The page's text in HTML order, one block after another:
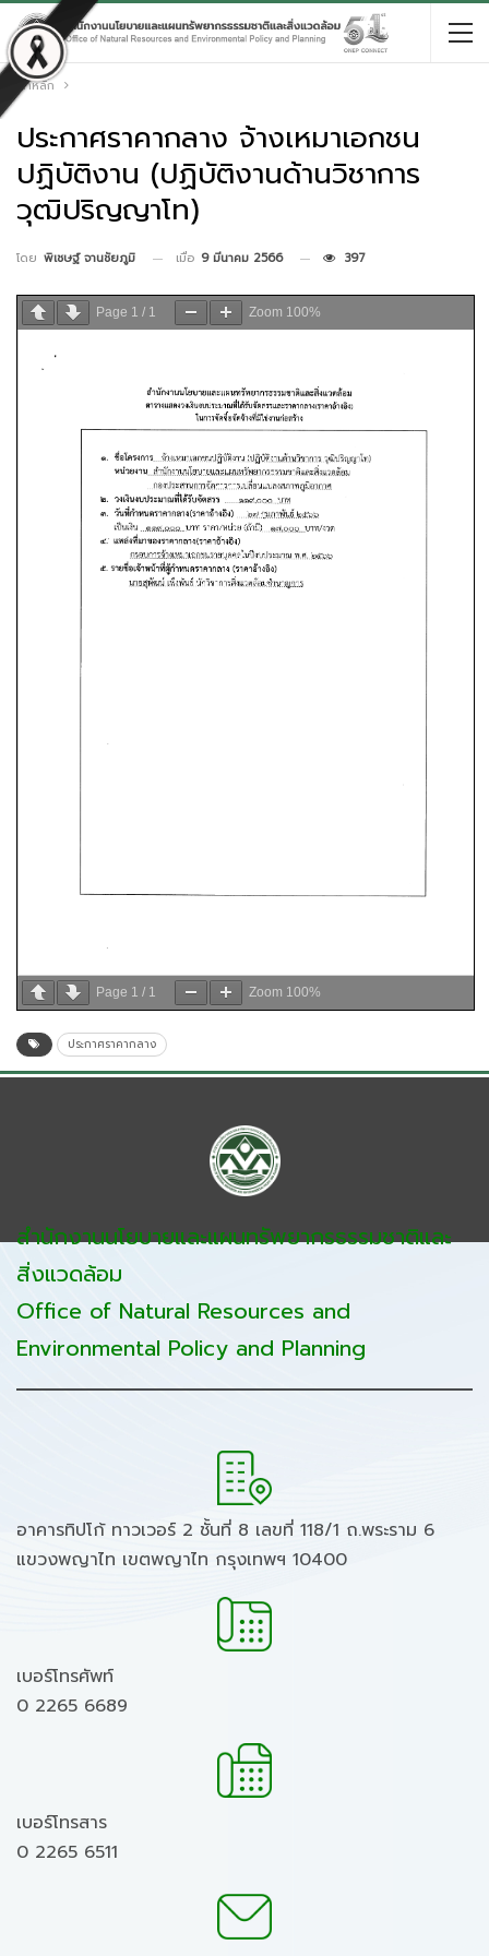
หน้าหลัก
ประกาศราคากลาง จ้างเหมาเอกชน
ปฏิบัติงาน (ปฏิบัติงานด้านวิชาการ
วุฒิปริญญาโท)
โดย พิเชษฐ์ จานชัยภูมิ เมื่อ 9 มีนาคม 2566 397
Page 1 / 1 Zoom 100%
Page 1 / 1 Zoom 100%
ประกาศราคากลาง
สำนักงานนโยบายและแผนทรัพยากรธรรมชาติและ
สิ่งแวดล้อม
Office of Natural Resources and
Environmental Policy and Planning
อาคารทิปโก้ ทาวเวอร์ 2 ชั้นที่ 8 เลขที่ 118/1 ถ.พระราม 6
แขวงพญาไท เขตพญาไท กรุงเทพฯ 10400
เบอร์โทรศัพท์
0 2265 6689
เบอร์โทรสาร
0 2265 6511